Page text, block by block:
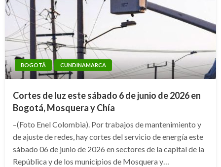
BOGOTÁ CUNDINAMARCA
Cortes de luz este sábado 6 de junio de 2026 en
Bogotá, Mosquera y Chía
–(Foto Enel Colombia). Por trabajos de mantenimiento y
de ajuste de redes, hay cortes del servicio de energía este
sábado 06 de junio de 2026 en sectores de la capital de la
República y de los municipios de Mosquera y…